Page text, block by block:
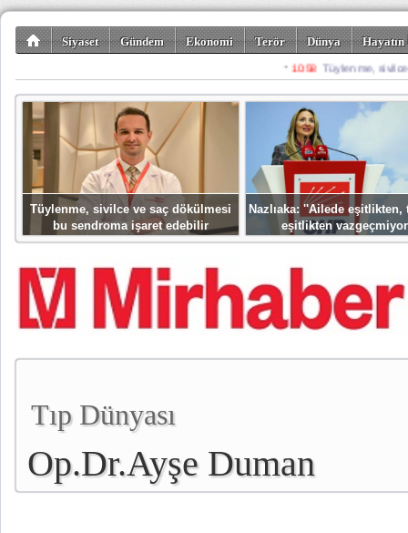
Siyaset Gündem Ekonomi Terör Dünya
Gezi-Turizm Spor Misafir
Tüylenme, sivilce ve saç dökülmesi
bu sendroma işaret edebilir
Nazlıaka: ''Ailede eşitlikten,
eşitlikten
Tıp Dünyası
Op.Dr.Ayşe Duman